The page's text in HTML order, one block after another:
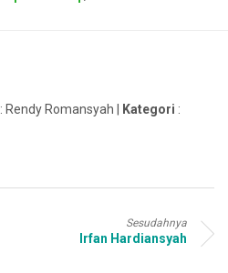
: Rendy Romansyah | Kategori :
Sesudahnya
Irfan Hardiansyah